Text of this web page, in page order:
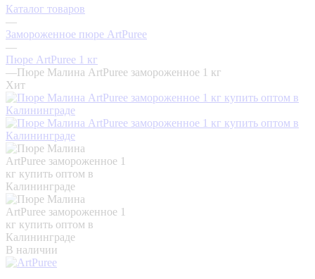
Каталог товаров
—
Замороженное пюре ArtPuree
—
Пюре ArtPuree 1 кг
—Пюре Малина ArtPuree замороженное 1 кг
Хит
В наличии